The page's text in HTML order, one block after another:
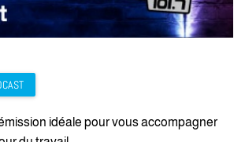
idéale pour vous accompagner